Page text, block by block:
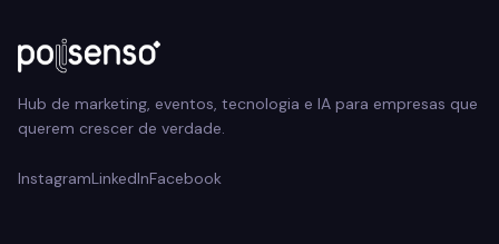
Hub de marketing, eventos, tecnologia e IA para empresas que
querem crescer de verdade.
InstagramLinkedInFacebook